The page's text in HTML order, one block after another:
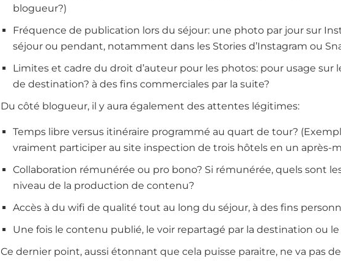
blogueur?)
Fréquence de publication lors du séjour: une photo par jour sur
séjour ou pendant, notamment dans les Stories d’Instagram ou
Limites et cadre du droit d’auteur pour les photos: pour usage sur
de destination? à des fins commerciales par la suite?
Du côté blogueur, il y aura également des attentes légitimes:
Temps libre versus itinéraire programmé au quart de tour?
vraiment participer au site inspection de trois hôtels en un après-
Collaboration rémunérée ou pro bono? Si rémunérée, quels sont
niveau de la production de contenu?
Accès à du wifi de qualité tout au long du séjour, à des fins
Une fois le contenu publié, le voir repartagé par la destination ou
Ce dernier point, aussi étonnant que cela puisse paraitre, ne va pas